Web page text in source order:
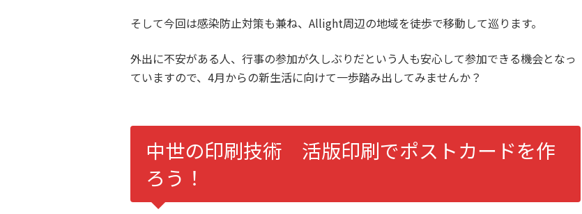
そして今回は感染防止対策も兼ね、Allight周辺の地域を徒歩で移動して巡ります。
外出に不安がある人、行事の参加が久しぶりだという人も安心して参加できる機会となっ
ていますので、4月からの新生活に向けて一歩踏み出してみませんか？
中世の印刷技術 活版印刷でポストカードを作
ろう！